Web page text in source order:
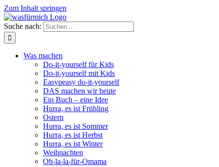
Zum Inhalt springen
Suche nach:
Was machen
Do-it-yourself für Kids
Do-it-yourself mit Kids
Easypeasy do-it-yourself
DAS machen wir heute
Ein Buch – eine Idee
Hurra, es ist Frühling
Ostern
Hurra, es ist Sommer
Hurra, es ist Herbst
Hurra, es ist Winter
Weihnachten
Oh-la-la-für-Omama